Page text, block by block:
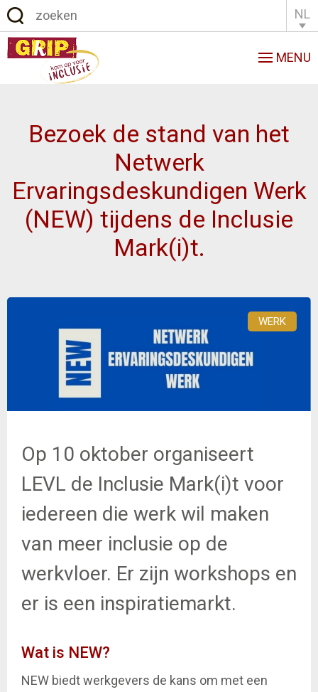
NL
MENU
Bezoek de stand van het
Netwerk
Ervaringsdeskundigen Werk
(NEW) tijdens de Inclusie
Mark(i)t.
WERK
Op 10 oktober organiseert
LEVL de Inclusie Mark(i)t voor
iedereen die werk wil maken
van meer inclusie op de
werkvloer. Er zijn workshops en
er is een inspiratiemarkt.
Wat is NEW?
NEW biedt werkgevers de kans om met een